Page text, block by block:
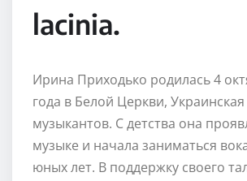
lacinia.
Ирина Приходько родилась 4
года в Белой Церкви,
музыкантов. С детства она
музыке и начала заниматься
юных лет. В поддержку своего